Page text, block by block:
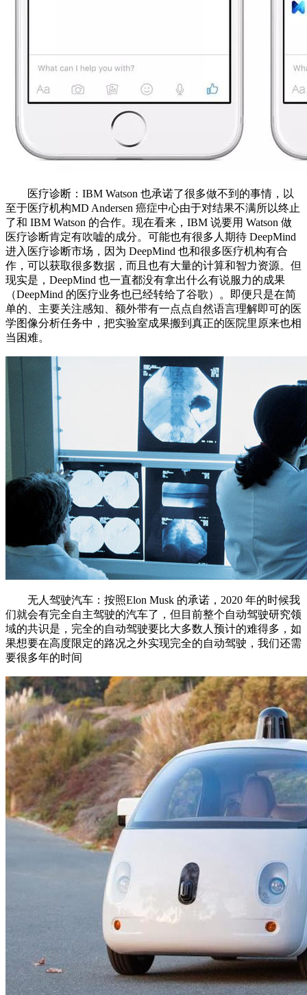
医疗诊断：IBM Watson 也承诺了很多做不到的事情，以
至于医疗机构MD Andersen 癌症中心由于对结果不满所以终止
了和 IBM Watson 的合作。现在看来，IBM 说要用 Watson 做
医疗诊断肯定有吹嘘的成分。可能也有很多人期待 DeepMind
进入医疗诊断市场，因为 DeepMind 也和很多医疗机构有合
作，可以获取很多数据，而且也有大量的计算和智力资源。但
现实是，DeepMind 也一直都没有拿出什么有说服力的成果
（DeepMind 的医疗业务也已经转给了谷歌）。即便只是在简
单的、主要关注感知、额外带有一点点自然语言理解即可的医
学图像分析任务中，把实验室成果搬到真正的医院里原来也相
当困难。
无人驾驶汽车：按照Elon Musk 的承诺，2020 年的时候我
们就会有完全自主驾驶的汽车了，但目前整个自动驾驶研究领
域的共识是，完全的自动驾驶要比大多数人预计的难得多，如
果想要在高度限定的路况之外实现完全的自动驾驶，我们还需
要很多年的时间